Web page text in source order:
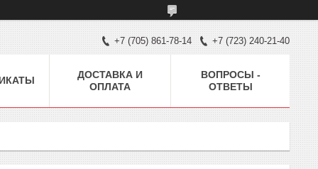
+7 (705) 861-78-14 +7 (723) 240-21-40
ДОСТАВКА И
ОПЛАТА
ВОПРОСЫ -
ОТВЕТЫ